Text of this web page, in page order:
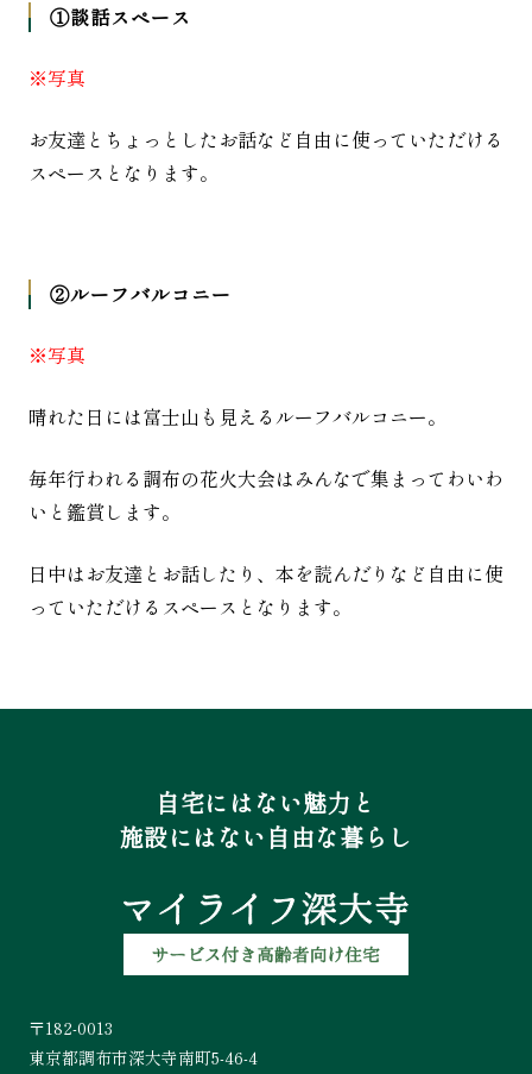
①談話スペース
※写真
お友達とちょっとしたお話など自由に使っていただける
スペースとなります。
②ルーフバルコニー
※写真
晴れた日には富士山も見えるルーフバルコニー。
毎年行われる調布の花火大会はみんなで集まってわいわ
いと鑑賞します。
日中はお友達とお話したり、本を読んだりなど自由に使
っていただけるスペースとなります。
自宅にはない魅力と
施設にはない自由な暮らし
〒182-0013
東京都調布市深大寺南町5-46-4